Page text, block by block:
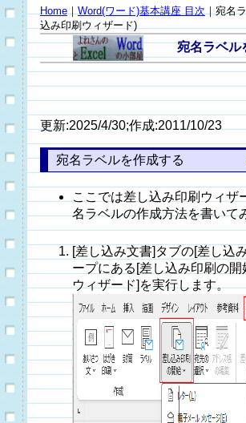
Home｜Word(ワード)基本講座 目次｜宛名
込み印刷ウィザード)
宛名ラベル
更新:2025/4/30;作成:2011/10/23
宛名ラベルを作成する
ここでは差し込み印刷ウィザ
名ラベルの作成方法を書いて
[差し込み文書]タブの[差し込
ープにある[差し込み印刷の
ウィザード]を実行します。